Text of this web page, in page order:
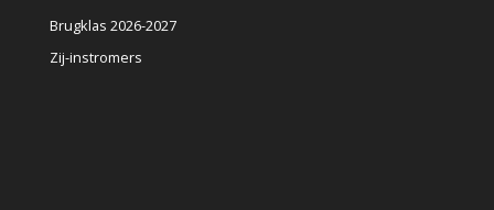
Brugklas 2026-2027
Zij-instromers